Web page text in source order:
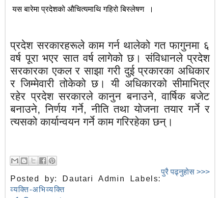
यस बारेमा प्रदेशको औचित्यमाथि गहिरो बिस्लेषण ।
प्रदेश सरकारहरूले काम गर्न थालेको गत फागुनमा ६
वर्ष पूरा भएर सात वर्ष लागेको छ। संविधानले प्रदेश
सरकारका एकल र साझा गरी दुई प्रकारका अधिकार
र जिम्मेवारी तोकेको छ। यी अधिकारको सीमाभित्र
रहेर प्रदेश सरकारले कानुन बनाउने, वार्षिक बजेट
बनाउने, निर्णय गर्ने, नीति तथा योजना तयार गर्ने र
त्यसको कार्यान्वयन गर्ने काम गरिरहेका छन्।
पुरै पढ्नुहोस >>>
Posted by: Dautari Admin
Labels:
व्यक्ति-अभिव्यक्ति